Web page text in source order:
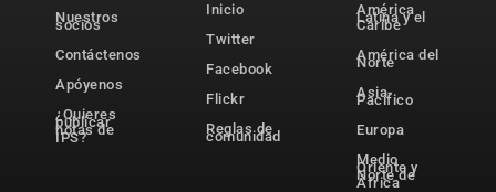
Nuestros
socios
Contáctenos
Apóyenos
¿Quieres
publicar
notas de
IPS?
Inicio
Twitter
Facebook
Flickr
Reglas de
comunidad
América
Latina y el
Caribe
América del
Norte
Asia-
Pacífico
Europa
Medio
Oriente y
Norte de
África